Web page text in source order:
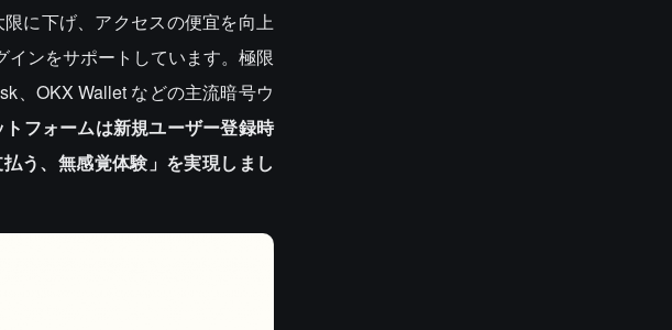
に下げ、アクセスの便宜を向上
ンをサポートしています。極限
、OKX Wallet などの主流暗号ウ
フォームは新規ユーザー登録時
う、無感覚体験」を実現しまし